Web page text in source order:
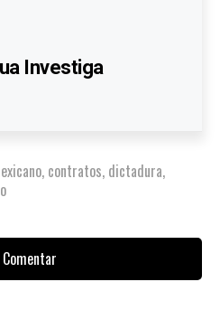
Investiga
, contratos, dictadura,
Comentar